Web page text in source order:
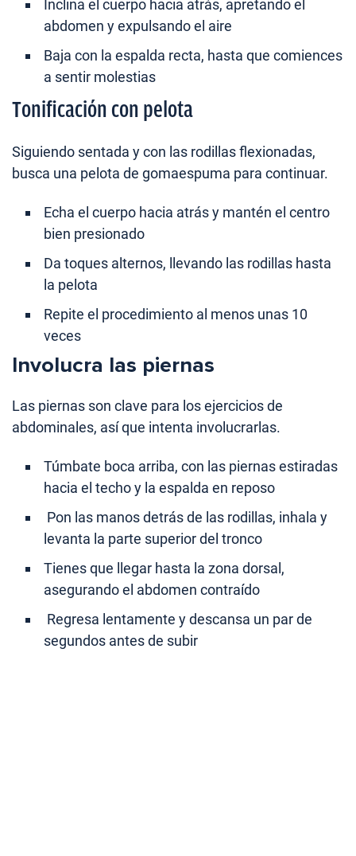
Inclina el cuerpo hacia atrás, apretando el
abdomen y expulsando el aire
Baja con la espalda recta, hasta que comiences
a sentir molestias
Tonificación con pelota
Siguiendo sentada y con las rodillas flexionadas,
busca una pelota de gomaespuma para continuar.
Echa el cuerpo hacia atrás y mantén el centro
bien presionado
Da toques alternos, llevando las rodillas hasta
la pelota
Repite el procedimiento al menos unas 10
veces
Involucra las piernas
Las piernas son clave para los ejercicios de
abdominales, así que intenta involucrarlas.
Túmbate boca arriba, con las piernas estiradas
hacia el techo y la espalda en reposo
Pon las manos detrás de las rodillas, inhala y
levanta la parte superior del tronco
Tienes que llegar hasta la zona dorsal,
asegurando el abdomen contraído
Regresa lentamente y descansa un par de
segundos antes de subir